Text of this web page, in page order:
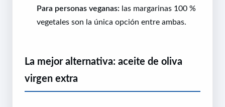
Para personas veganas: las margarinas 100 %
vegetales son la única opción entre ambas.
La mejor alternativa: aceite de oliva
virgen extra